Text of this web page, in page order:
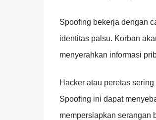
Spoofing bekerja dengan
identitas palsu. Korban
menyerahkan informasi
Hacker atau peretas
Spoofing ini dapat
mempersiapkan serangan